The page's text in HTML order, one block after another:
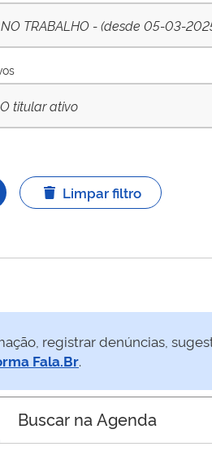
NO TRABALHO - (desde 05-03-
titular ativo
Limpar filtro
registrar denúncias,
Fala.Br.
Buscar na Agenda